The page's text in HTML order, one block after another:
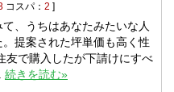
コスパ： 2 ]
、うちはあなたみたいな人
提案された坪単価も高く性
友で購入したが下請けにすべ
続きを読む»